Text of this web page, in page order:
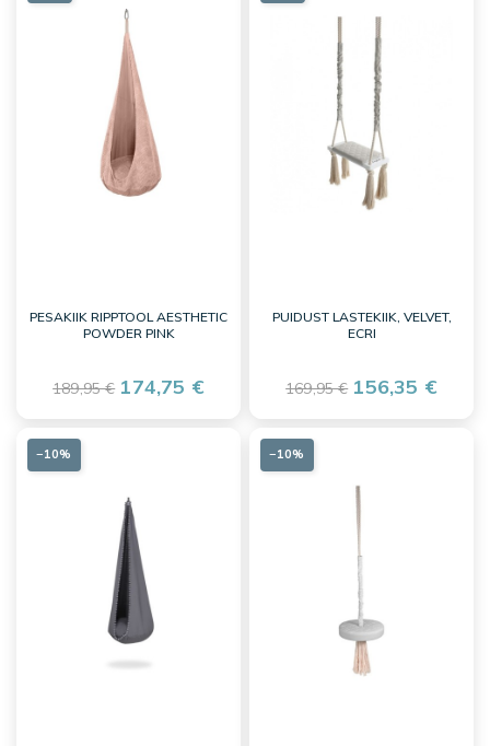
PESAKIIK RIPPTOOL AESTHETIC
POWDER PINK
189,95 € 174,75 €
PUIDUST LASTEKIIK, VELVET,
ECRI
169,95 € 156,35 €
−10% −10%